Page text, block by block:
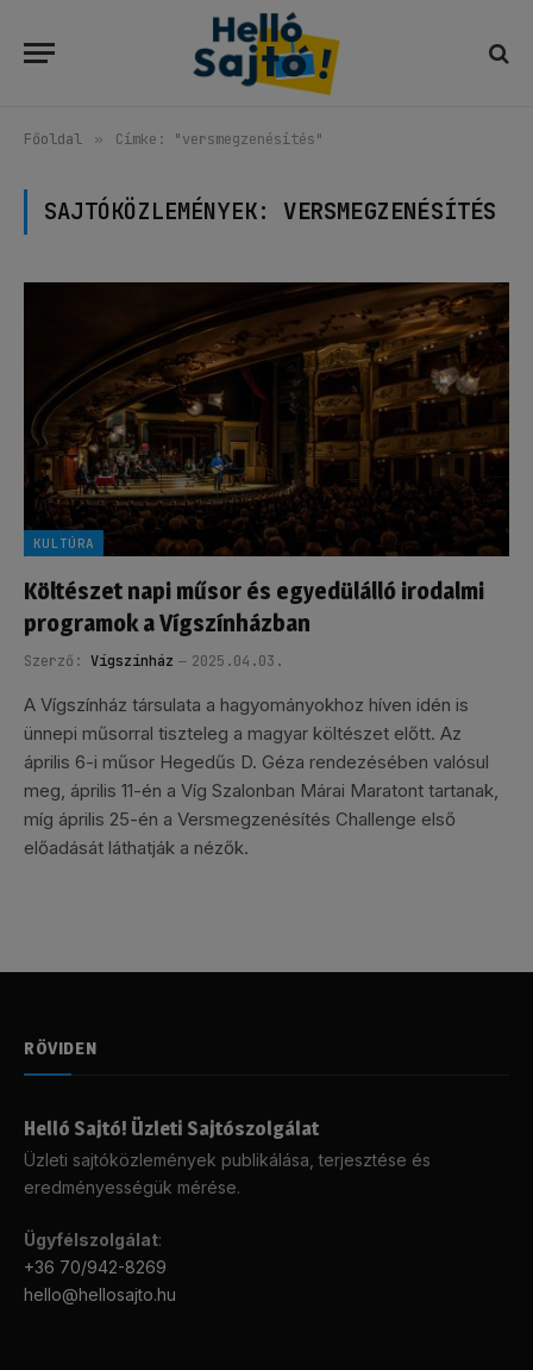
Főoldal » Címke: "versmegzenésítés"
SAJTÓKÖZLEMÉNYEK:VERSMEGZENÉSÍTÉS
KULTÚRA
Költészet napi műsor és egyedülálló irodalmi
programok a Vígszínházban
Szerző: Vígszínház 2025.04.03.
A Vígszínház társulata a hagyományokhoz híven idén is
ünnepi műsorral tiszteleg a magyar költészet előtt. Az
április 6-i műsor Hegedűs D. Géza rendezésében valósul
meg, április 11-én a Víg Szalonban Márai Maratont tartanak,
míg április 25-én a Versmegzenésítés Challenge első
előadását láthatják a nézők.
RÖVIDEN
Helló Sajtó! Üzleti Sajtószolgálat
Üzleti sajtóközlemények publikálása, terjesztése és
eredményességük mérése.
Ügyfélszolgálat:
+36 70/942-8269
hello@hellosajto.hu